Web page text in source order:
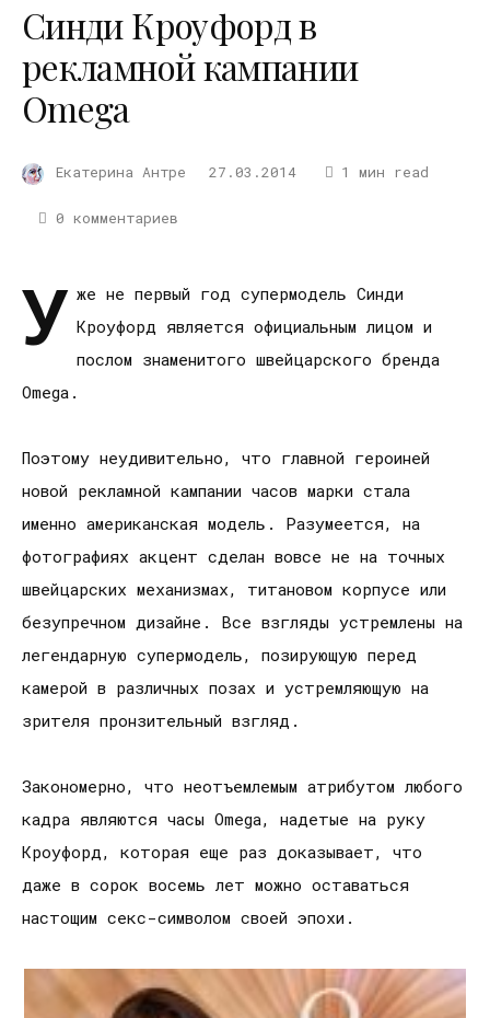
Синди Кроуфорд в
рекламной кампании
Omega
Екатерина Антре 27.03.2014 1 мин read
0 комментариев
У же не первый год супермодель Синди
Кроуфорд является официальным лицом и
послом знаменитого швейцарского бренда
Omega.
Поэтому неудивительно, что главной героиней
новой рекламной кампании часов марки стала
именно американская модель. Разумеется, на
фотографиях акцент сделан вовсе не на точных
швейцарских механизмах, титановом корпусе или
безупречном дизайне. Все взгляды устремлены на
легендарную супермодель, позирующую перед
камерой в различных позах и устремляющую на
зрителя пронзительный взгляд.
Закономерно, что неотъемлемым атрибутом любого
кадра являются часы Omega, надетые на руку
Кроуфорд, которая еще раз доказывает, что
даже в сорок восемь лет можно оставаться
настощим секс-символом своей эпохи.